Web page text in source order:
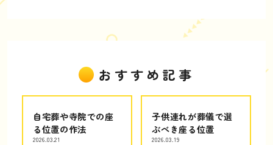
おすすめ記事
自宅葬や寺院での座
る位置の作法
2026.03.21
子供連れが葬儀で選
ぶべき座る位置
2026.03.19